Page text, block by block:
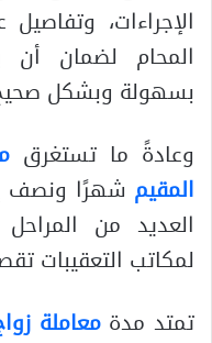
الإجراءات،
المحام لضمان أن
بسهولة وبشكل
وعادةً ما تستغرق
المقيم شهرًا ونصف
العديد من
لمكاتب التعقيبات
تمتد مدة معاملة